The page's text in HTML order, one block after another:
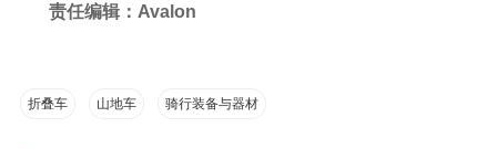
责任编辑：Avalon
折叠车 山地车 骑行装备与器材